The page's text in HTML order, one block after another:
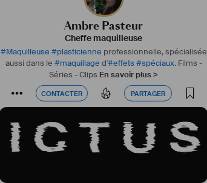
Ambre Pasteur
Cheffe maquilleuse
#Maquilleuse #plasticienne professionnelle, spécialisée
aussi dans le #maquillage d'#effets #spéciaux. Films -
Séries - Clips En savoir plus >
CONTACTER PARTAGER
CONTACTER PARTAGER